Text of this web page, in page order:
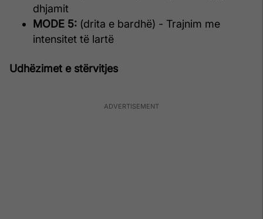
dhjamit
MODE 5: (drita e bardhë) - Trajnim me
intensitet të lartë
Udhëzimet e stërvitjes